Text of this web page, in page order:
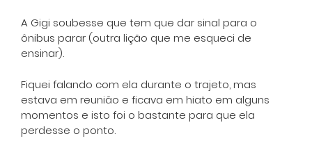
A Gigi soubesse que tem que dar sinal para o
ônibus parar (outra lição que me esqueci de
ensinar).
Fiquei falando com ela durante o trajeto, mas
estava em reunião e ficava em hiato em alguns
momentos e isto foi o bastante para que ela
perdesse o ponto.